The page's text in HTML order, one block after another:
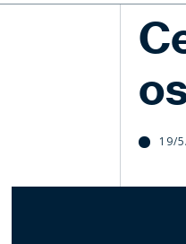
19/